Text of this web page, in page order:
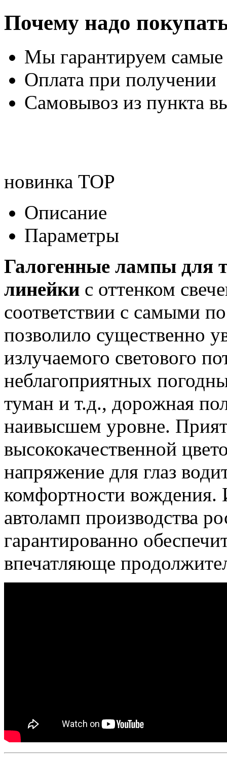
Почему надо
Мы гарантируем
Оплата при получении
Самовывоз из пункта
новинка TOP
Описание
Параметры
Галогенные лампы для
линейки с оттенком
соответствии с самыми
позволило существенно
излучаемого светового
неблагоприятных
туман и т.д., дорожная
наивысшем уровне.
высококачественной
напряжение для глаз
комфортности вождения.
автоламп производства
гарантированно
впечатляюще